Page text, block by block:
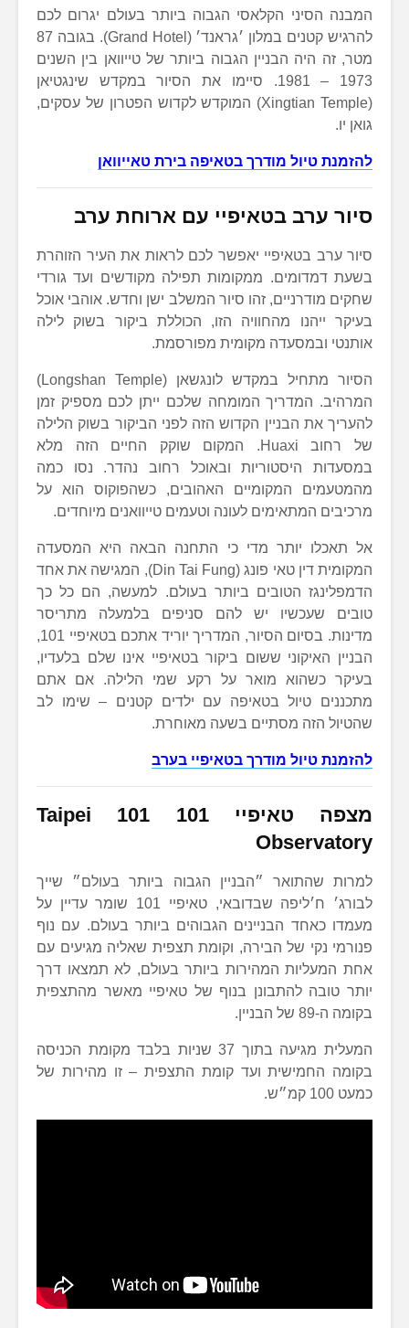
המבנה הסיני הקלאסי הגבוה ביותר בעולם יגרום לכם
להרגיש קטנים במלון ׳גראנד׳ (Grand Hotel). בגובה 87
מטר, זה היה הבניין הגבוה ביותר של טייוואן בין השנים
1973 – 1981. סיימו את הסיור במקדש שינגטיאן
(Xingtian Temple) המוקדש לקדוש הפטרון של עסקים,
גואן יו.
להזמנת טיול מודרך בטאיפה בירת טאייוואן
סיור ערב בטאיפיי עם ארוחת ערב
סיור ערב בטאיפיי יאפשר לכם לראות את העיר הזוהרת
בשעת דמדומים. ממקומות תפילה מקודשים ועד גורדי
שחקים מודרניים, זהו סיור המשלב ישן וחדש. אוהבי אוכל
בעיקר ייהנו מהחוויה הזו, הכוללת ביקור בשוק לילה
אותנטי ובמסעדה מקומית מפורסמת.
הסיור מתחיל במקדש לונגשאן (Longshan Temple)
המרהיב. המדריך המומחה שלכם ייתן לכם מספיק זמן
להעריך את הבניין הקדוש הזה לפני הביקור בשוק הלילה
של רחוב Huaxi. המקום שוקק החיים הזה מלא
במסעדות היסטוריות ובאוכל רחוב נהדר. נסו כמה
מהמטעמים המקומיים האהובים, כשהפוקוס הוא על
מרכיבים המתאימים לעונה וטעמים טייוואנים מיוחדים.
אל תאכלו יותר מדי כי התחנה הבאה היא המסעדה
המקומית דין טאי פונג (Din Tai Fung), המגישה את אחד
הדמפלינגז הטובים ביותר בעולם. למעשה, הם כל כך
טובים שעכשיו יש להם סניפים בלמעלה מתריסר
מדינות. בסיום הסיור, המדריך יוריד אתכם בטאיפיי 101,
הבניין האיקוני ששום ביקור בטאיפיי אינו שלם בלעדיו,
בעיקר כשהוא מואר על רקע שמי הלילה. אם אתם
מתכננים טיול בטאיפה עם ילדים קטנים – שימו לב
שהטיול הזה מסתיים בשעה מאוחרת.
להזמנת טיול מודרך בטאיפיי בערב
מצפה טאיפיי 101
Taipei 101
Observatory
למרות שהתואר ״הבניין הגבוה ביותר בעולם״ שייך
לבורג׳ ח׳ליפה שבדובאי, טאיפיי 101 שומר עדיין על
מעמדו כאחד הבניינים הגבוהים ביותר בעולם. עם נוף
פנורמי נקי של הבירה, וקומת תצפית שאליה מגיעים עם
אחת המעליות המהירות ביותר בעולם, לא תמצאו דרך
יותר טובה להתבונן בנוף של טאיפיי מאשר מהתצפית
בקומה ה-89 של הבניין.
המעלית מגיעה בתוך 37 שניות בלבד מקומת הכניסה
בקומה החמישית ועד קומת התצפית – זו מהירות של
כמעט 100 קמ״ש.